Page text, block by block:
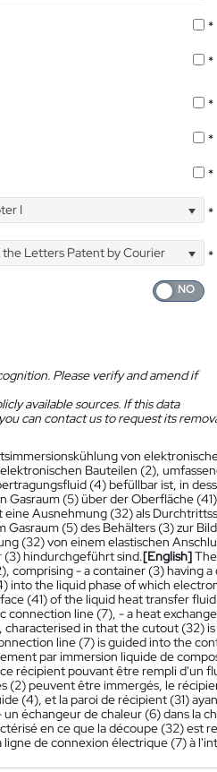
*
*
*
*
*
I *
the Letters Patent by Courier
*
Please verify and amend if
available sources. If this data
can contact us to request its
von
Bauteilen (2),
(4) befüllbar ist, in
Gasraum (5) über der Oberfläche
eine Ausnehmung (32) als
Gasraum (5) des Behälters (3) zur
(32) von einem elastischen
(3) hindurchgeführt sind.[English]
comprising - a container (3) having
into the liquid phase of which
(41) of the liquid heat transfer
connection line (7), - a heat
in that the cutout (32)
line (7) is guided into the
par immersion liquide de
récipient pouvant être rempli d'un
(2) peuvent être immergés, le
(4), et la paroi de récipient (31)
échangeur de chaleur (6) dans la
en ce que la découpe (32) est
de connexion électrique (7) à